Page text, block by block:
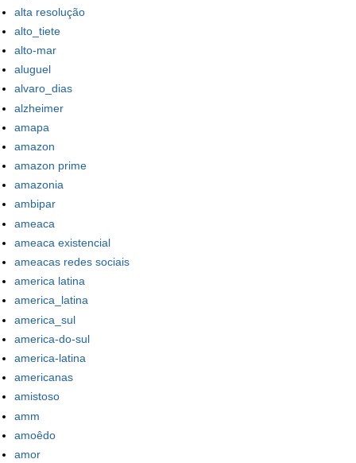
alta resolução
alto_tiete
alto-mar
aluguel
alvaro_dias
alzheimer
amapa
amazon
amazon prime
amazonia
ambipar
ameaca
ameaca existencial
ameacas redes sociais
america latina
america_latina
america_sul
america-do-sul
america-latina
americanas
amistoso
amm
amoêdo
amor